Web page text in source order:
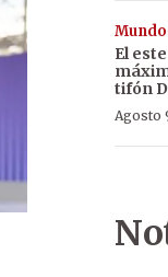
Mundo
El
tifón
Agosto